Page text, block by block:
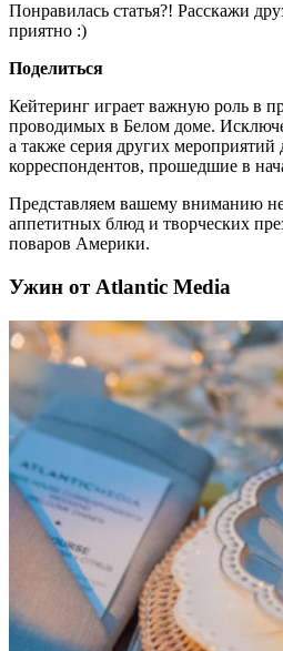
Понравилась статья?! Расскажи
приятно :)
Поделиться
Кейтеринг играет важную роль в
проводимых в Белом доме.
а также серия других
корреспондентов, прошедшие в
Представляем вашему вниманию
аппетитных блюд и творческих
поваров Америки.
Ужин от Atlantic Media